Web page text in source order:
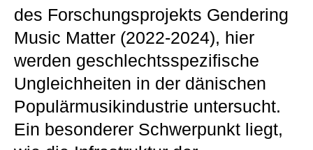
des Forschungsprojekts Gendering
Music Matter (2022-2024), hier
werden geschlechtsspezifische
Ungleichheiten in der dänischen
Populärmusikindustrie untersucht.
Ein besonderer Schwerpunkt liegt,